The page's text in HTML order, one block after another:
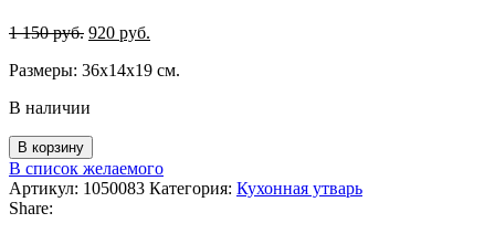
1 150руб. Первоначальная
составляла
150 руб..
920 руб.
920 руб..
Размеры: 36х14х19 см.
В наличии
Количество
товара
Полочка
с
В корзину
В список желаемого
Артикул: 1050083 Категория: Кухонная утварь
Share: